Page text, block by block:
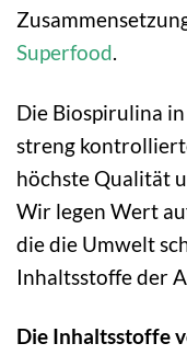
Superfood
Die Biospirulina
streng
höchste Qualität
Wir legen Wert
die die Umwelt
Inhaltsstoffe der
Die Inhaltsstoffe